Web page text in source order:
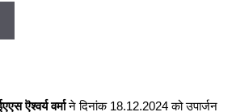
ऎश्वर्य वर्माने दिनांक 18.12.2024 को उपार्जन